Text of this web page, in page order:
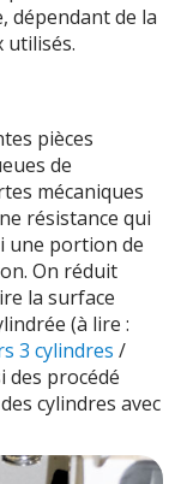
dépendant de la
utilisés.
pièces
de
mécaniques
résistance qui
une portion de
On réduit
la surface
(à lire :
3 cylindres /
des procédé
cylindres avec